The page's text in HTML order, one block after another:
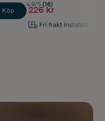
Köp
4.9/5 (16)
226 kr
Fri frakt Instabox